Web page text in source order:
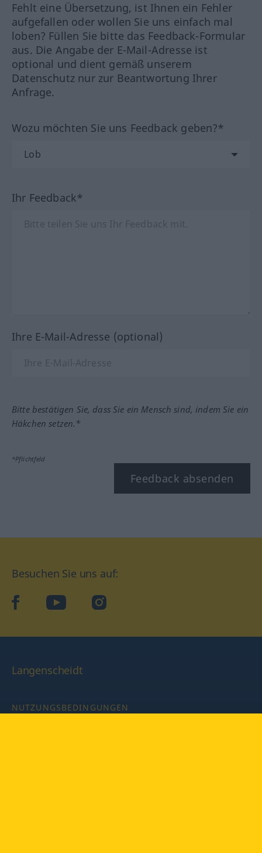
Fehlt eine Übersetzung, ist Ihnen ein Fehler
aufgefallen oder wollen Sie uns einfach mal
loben? Füllen Sie bitte das Feedback-Formular
aus. Die Angabe der E-Mail-Adresse ist
optional und dient gemäß unserem
Datenschutz nur zur Beantwortung Ihrer
Anfrage.
Wozu möchten Sie uns Feedback geben?*
Ihr Feedback*
Ihre E-Mail-Adresse (optional)
Bitte bestätigen Sie, dass Sie ein Mensch sind, indem Sie ein
Häkchen setzen.*
*Pflichtfeld
Feedback absenden
Besuchen Sie uns auf:
facebookYouTube Instagram
Langenscheidt
NUTZUNGSBEDINGUNGEN